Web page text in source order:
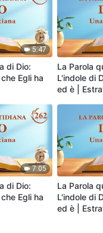
5:47
di Dio:
Egli ha
La Parola
L'indole di
ed è |
7:05
di Dio:
Egli ha
La Parola
L'indole di
ed è |